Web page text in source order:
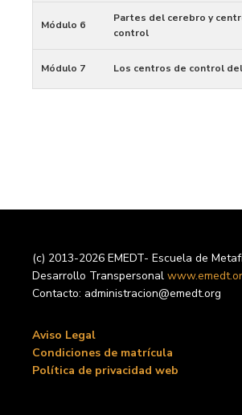
Módulo 6
Partes del cerebro y
control
Módulo 7 Los centros de control
(c) 2013-2026 EMEDT- Escuela de
Desarrollo Transpersonal
Contacto: administracion@emedt.org
Aviso Legal
Condiciones de matrícula
Política de privacidad web